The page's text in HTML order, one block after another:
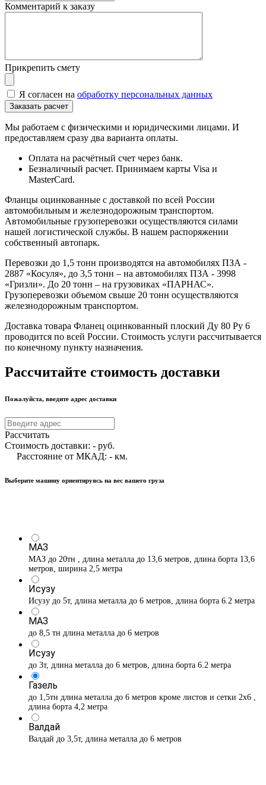
Комментарий к заказу
Прикрепить смету
Я согласен на обработку персональных данных
Мы работаем с физическими и юридическими лицами. И
предоставляем сразу два варианта оплаты.
Оплата на расчётный счет через банк.
Безналичный расчет. Принимаем карты Visa и
MasterCard.
Фланцы оцинкованные с доставкой по всей России
автомобильным и железнодорожным транспортом.
Автомобильные грузоперевозки осуществляются силами
нашей логистической службы. В нашем распоряжении
собственный автопарк.
Перевозки до 1,5 тонн производятся на автомобилях ПЗА -
2887 «Косуля», до 3,5 тонн – на автомобилях ПЗА - 3998
«Гризли». До 20 тонн – на грузовиках «ПАРНАС».
Грузоперевозки объемом свыше 20 тонн осуществляются
железнодорожным транспортом.
Доставка товара Фланец оцинкованный плоский Ду 80 Ру 6
проводится по всей России. Стоимость услуги рассчитывается
по конечному пункту назначения.
Рассчитайте стоимость доставки
Пожалуйста, введите адрес доставки
Рассчитать
Стоимость доставки: - руб.
Расстояние от МКАД: - км.
Выберите машину ориентируясь на вес вашего груза
МАЗ
МАЗ до 20тн , длина металла до 13,6 метров, длина борта 13,6
метров, ширина 2,5 метра
Исузу
Исузу до 5т, длина металла до 6 метров, длина борта 6.2 метра
МАЗ
до 8,5 тн длина металла до 6 метров
Исузу
до 3т, длина металла до 6 метров, длина борта 6.2 метра
Газель
до 1,5тн длина металла до 6 метров кроме листов и сетки 2х6 ,
длина борта 4,2 метра
Валдай
Валдай до 3,5т, длина металла до 6 метров